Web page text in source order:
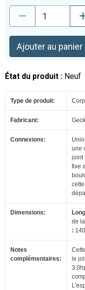
Ajouter au panier
État du produit : Neuf
Type de produit:
Fabricant:
Connexions:
une
joint
fixe
Dimensions:
de
:
Notes
complémentaires:
le